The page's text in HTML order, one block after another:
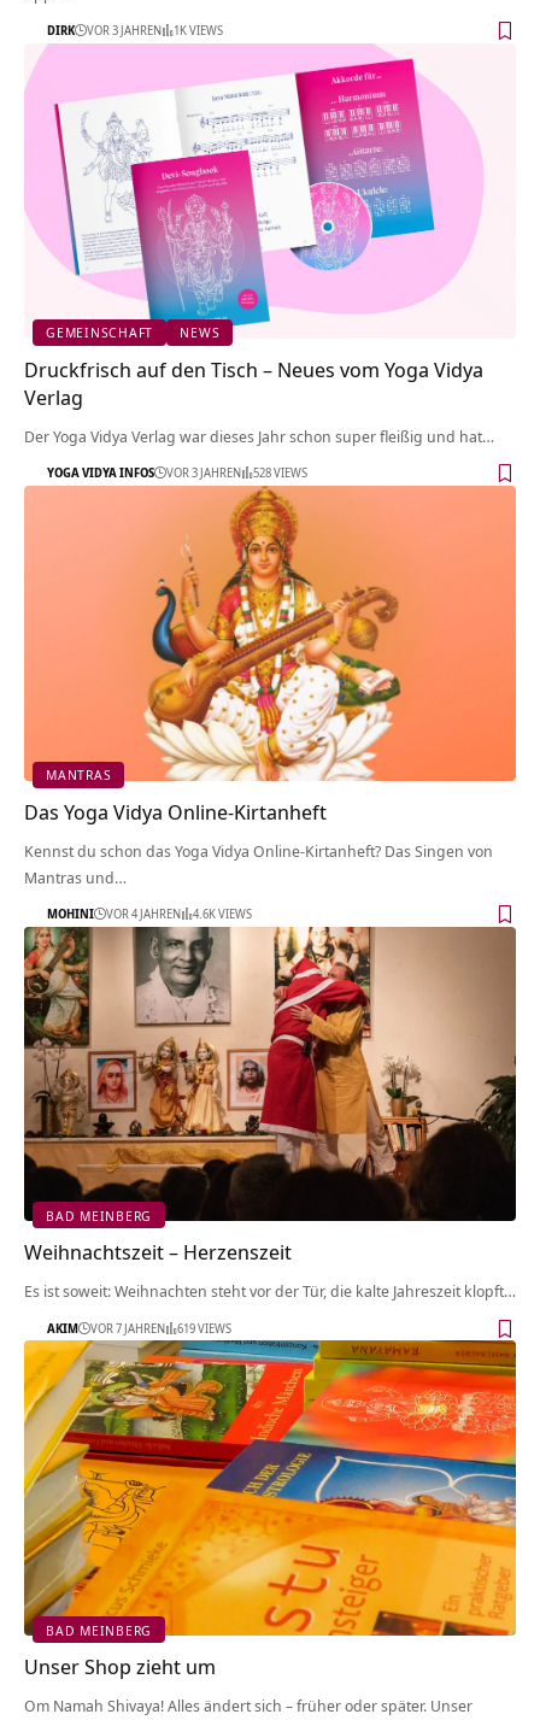
DIRK VOR 3 JAHREN 1K VIEWS
GEMEINSCHAFT NEWS
Druckfrisch auf den Tisch – Neues vom Yoga Vidya
Verlag
Der Yoga Vidya Verlag war dieses Jahr schon super fleißig und hat…
YOGA VIDYA INFOS VOR 3 JAHREN 528 VIEWS
MANTRAS
Das Yoga Vidya Online-Kirtanheft
Kennst du schon das Yoga Vidya Online-Kirtanheft? Das Singen von
Mantras und…
MOHINI VOR 4 JAHREN 4.6K VIEWS
BAD MEINBERG
Weihnachtszeit – Herzenszeit
Es ist soweit: Weihnachten steht vor der Tür, die kalte Jahreszeit klopft…
AKIM VOR 7 JAHREN 619 VIEWS
BAD MEINBERG
Unser Shop zieht um
Om Namah Shivaya! Alles ändert sich – früher oder später. Unser